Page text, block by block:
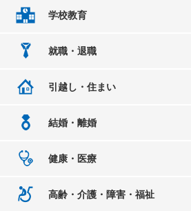
学校教育
就職・退職
引越し・住まい
結婚・離婚
健康・医療
高齢・介護・障害・福祉